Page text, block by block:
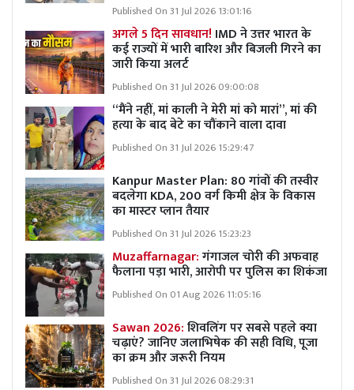
Published On 31 Jul 2026 13:01:16
अगले 5 दिन सावधान! IMD ने उत्तर भारत के
कई राज्यों में भारी बारिश और बिजली गिरने का
जारी किया अलर्ट
Published On 31 Jul 2026 09:00:08
“मैंने नहीं, मां काली ने मेरी मां को मारां”, मां की
हत्या के बाद बेटे का चौंकाने वाला दावा
Published On 31 Jul 2026 15:29:47
Kanpur Master Plan: 80 गांवों की तस्वीर
बदलेगा KDA, 200 वर्ग किमी क्षेत्र के विकास
का मास्टर प्लान तैयार
Published On 31 Jul 2026 15:23:23
Muzaffarnagar:गंगाजल चोरी की अफवाह
फैलाना पड़ा भारी, आरोपी पर पुलिस का शिकंजा
Published On 01 Aug 2026 11:05:16
Sawan 2026:शिवलिंग पर सबसे पहले क्या
चढ़ाएं? जानिए जलाभिषेक की सही विधि, पूजा
का क्रम और जरूरी नियम
Published On 31 Jul 2026 08:29:31